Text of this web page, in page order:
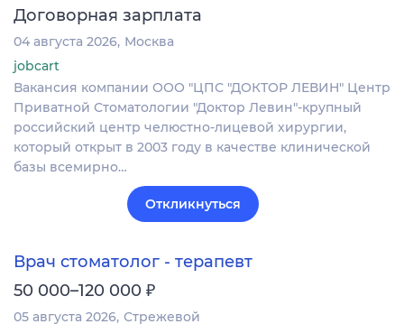
Договорная зарплата
04 августа 2026 Москва
jobcart
Вакансия компании ООО "ЦПС "ДОКТОР ЛЕВИН" Центр
Приватной Стоматологии "Доктор Левин"-крупный
российский центр челюстно-лицевой хирургии,
который открыт в 2003 году в качестве клинической
базы всемирно…
Откликнуться
Врач стоматолог - терапевт
50 000–120 000 ₽
05 августа 2026 Стрежевой